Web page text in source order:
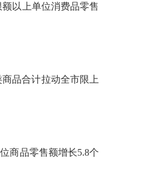
以上单位消费品零售
品合计拉动全市限上
商品零售额增长5.8个